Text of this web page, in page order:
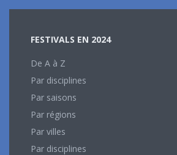
FESTIVALS EN 2024
De A à Z
Par disciplines
Par saisons
Par régions
Par villes
Par disciplines